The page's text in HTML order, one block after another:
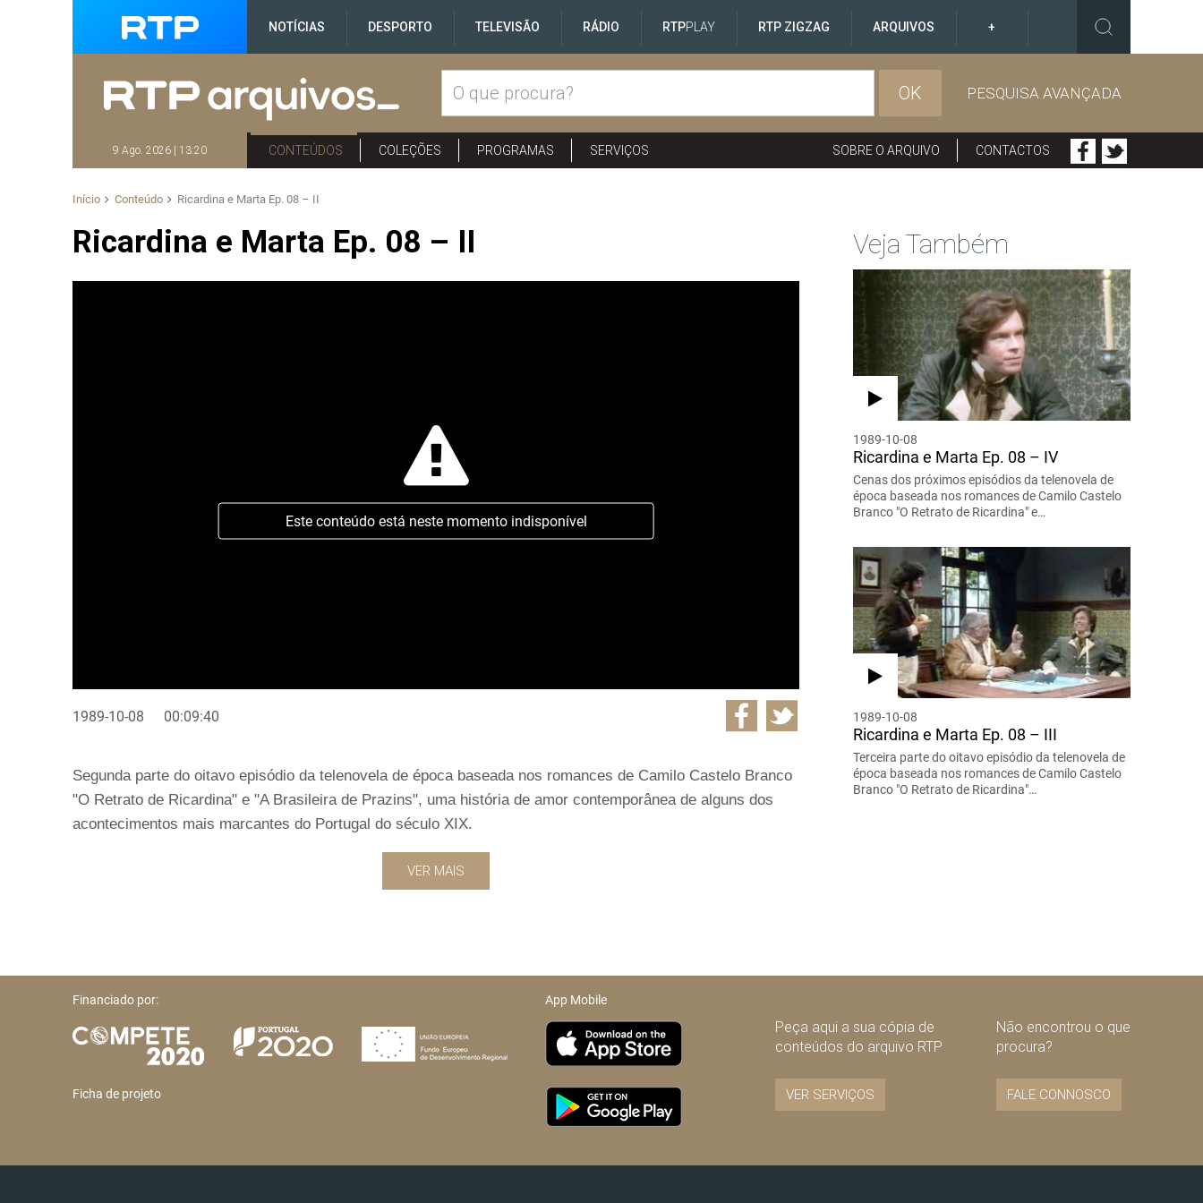
NOTÍCIAS DESPORTO TELEVISÃO RÁDIO RTPPLAY RTP ZIGZAG ARQUIVOS +
OK PESQUISA AVANÇADA
9 Ago. 2026 | 13:20 CONTEÚDOS COLEÇÕES PROGRAMAS SERVIÇOS SOBRE O ARQUIVO CONTACTOS
Início Conteúdo Ricardina e Marta Ep. 08 – II
Ricardina e Marta Ep. 08 – II
Este conteúdo está neste momento indisponível
1989-10-08 00:09:40
Segunda parte do oitavo episódio da telenovela de época baseada nos romances de Camilo Castelo Branco
"O Retrato de Ricardina" e "A Brasileira de Prazins", uma história de amor contemporânea de alguns dos
acontecimentos mais marcantes do Portugal do século XIX.
VER MAIS
Veja Também
1989-10-08
Ricardina e Marta Ep. 08 – IV
Cenas dos próximos episódios da telenovela de
época baseada nos romances de Camilo Castelo
Branco "O Retrato de Ricardina" e…
1989-10-08
Ricardina e Marta Ep. 08 – III
Terceira parte do oitavo episódio da telenovela de
época baseada nos romances de Camilo Castelo
Branco "O Retrato de Ricardina"…
Financiado por:
Ficha de projeto
App Mobile
Peça aqui a sua cópia de
conteúdos do arquivo RTP
VER SERVIÇOS
Não encontrou o que
procura?
FALE CONNOSCO